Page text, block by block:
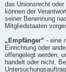
das Unionsrecht
können der
seiner Benennung
Mitgliedstaaten
„Empfänger“ - eine
Einrichtung oder
offengelegt werden,
handelt oder nicht.